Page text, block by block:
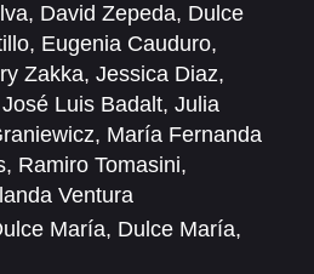
Maite Perroni
, David Zepeda, Dulce
, Eugenia Cauduro,
Zakka, Jessica Diaz,
José Luis Badalt, Julia
, María Fernanda
, Ramiro Tomasini,
Ventura
María, Dulce María,